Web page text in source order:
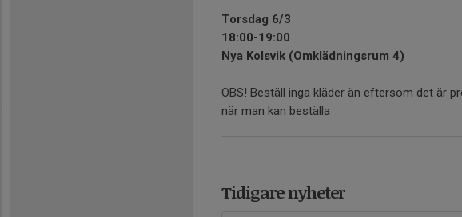
Torsdag 6/3
18:00-19:00
Nya Kolsvik (Omklädningsrum 4)
OBS! Beställ inga kläder än eftersom det är
när man kan beställa
Tidigare nyheter